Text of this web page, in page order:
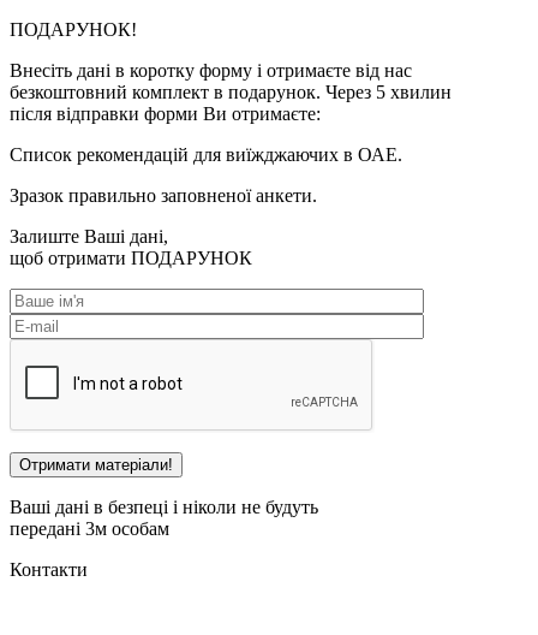
ПОДАРУНОК!
Внесіть дані в коротку форму і отримаєте від нас
безкоштовний комплект в подарунок. Через 5 хвилин
після відправки форми Ви отримаєте:
Список рекомендацій для виїжджаючих в ОАЕ.
Зразок правильно заповненої анкети.
Залиште Ваші дані,
щоб отримати ПОДАРУНОК
Ваші дані в безпеці і ніколи не будуть
передані 3м особам
Контакти